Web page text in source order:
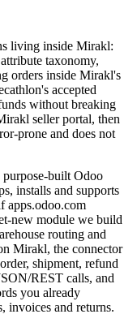
living inside Mirakl:
taxonomy,
orders inside Mirakl's
accepted
without breaking
seller portal, then
prone and does not
built Odoo
installs and supports
apps.odoo.com
new module we build
routing and
Mirakl, the connector
shipment, refund
REST calls, and
you already
invoices and returns.